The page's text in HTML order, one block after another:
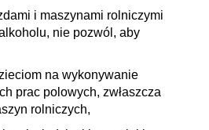
i maszynami rolniczymi
nie pozwól, aby
na wykonywanie
prac polowych, zwłaszcza
rolniczych,